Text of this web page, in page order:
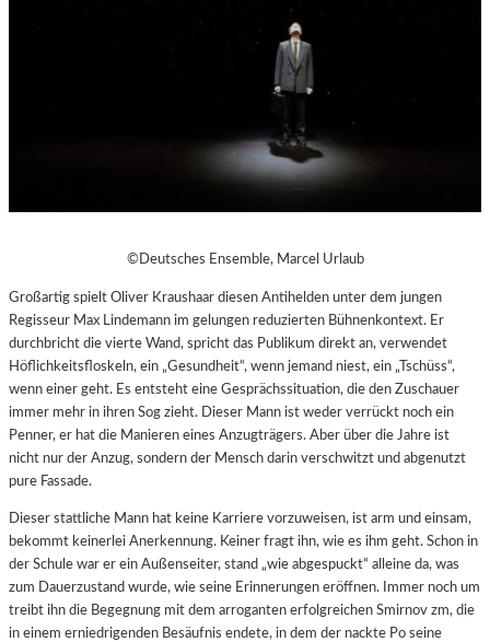
©Deutsches Ensemble, Marcel Urlaub
Großartig spielt Oliver Kraushaar diesen Antihelden unter dem jungen
Regisseur Max Lindemann im gelungen reduzierten Bühnenkontext. Er
durchbricht die vierte Wand, spricht das Publikum direkt an, verwendet
Höflichkeitsfloskeln, ein „Gesundheit“, wenn jemand niest, ein „Tschüss“,
wenn einer geht. Es entsteht eine Gesprächssituation, die den Zuschauer
immer mehr in ihren Sog zieht. Dieser Mann ist weder verrückt noch ein
Penner, er hat die Manieren eines Anzugträgers. Aber über die Jahre ist
nicht nur der Anzug, sondern der Mensch darin verschwitzt und abgenutzt
pure Fassade.
Dieser stattliche Mann hat keine Karriere vorzuweisen, ist arm und einsam,
bekommt keinerlei Anerkennung. Keiner fragt ihn, wie es ihm geht. Schon in
der Schule war er ein Außenseiter, stand „wie abgespuckt“ alleine da, was
zum Dauerzustand wurde, wie seine Erinnerungen eröffnen. Immer noch um
treibt ihn die Begegnung mit dem arroganten erfolgreichen Smirnov zm, die
in einem erniedrigenden Besäufnis endete, in dem der nackte Po seine